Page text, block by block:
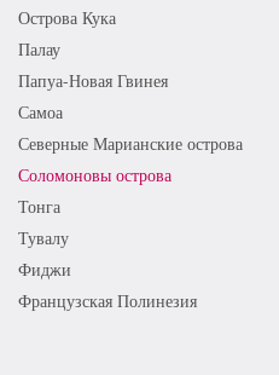
Острова Кука
Палау
Папуа-Новая Гвинея
Самоа
Северные Марианские острова
Соломоновы острова
Тонга
Тувалу
Фиджи
Французская Полинезия